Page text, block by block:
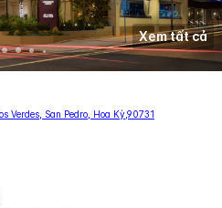
Xem tất cả